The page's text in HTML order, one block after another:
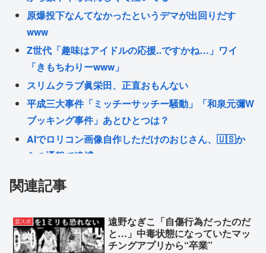
原爆投下なんてなかったというデマが出回りだす
www
Z世代「趣味はアイドルの応援‥ですかね…」ワイ
「きもちわりーwww」
スリムクラブ眞栄田、正直おもんない
平成三大事件「ミッチーサッチー騒動」「和泉元彌W
ブッキング事件」あとひとつは？
AIでロリコン画像自作しただけのおじさん、🇺🇸か
らの通報で逮捕
たなら申し訳ない」 なにコレ？ジャップ？？？
愕…愛国保守の正しかった瞬間を教えてくれ…
移民の多い国は豊かで移民も少ない国は貧しかった
関連記事
芸スポ
遠野なぎこ「自傷行為だったのだ
と…」中毒状態になっていたマッ
チングアプリから“卒業”